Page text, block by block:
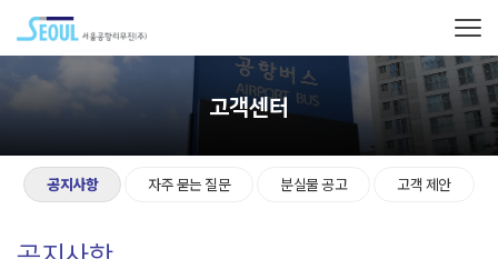
고객센터
공지사항 자주 묻는 질문 분실물 공고 고객 제안